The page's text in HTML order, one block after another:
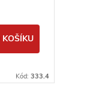
KOŠÍKU
Kód: 333.4